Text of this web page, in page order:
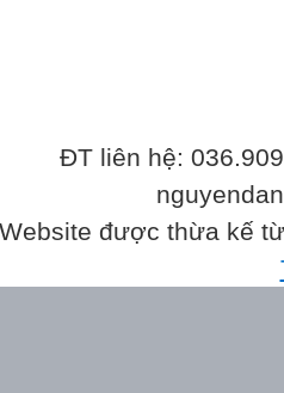
ĐT liên hệ:
Website được thừa kế